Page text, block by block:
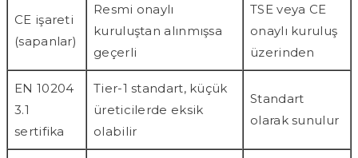
CE işareti
(sapanlar)
Resmi onaylı
kuruluştan alınmışsa
geçerli
TSE veya CE
onaylı kuruluş
üzerinden
EN 10204
3.1
sertifika
Tier-1 standart, küçük
üreticilerde eksik
olabilir
Standart
olarak sunulur